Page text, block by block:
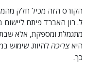
הקורס הזה מכיל חלק
ל. רון האברד פיתח
מתגמלת ומספקת, אלא
היאצריכהלהיות. שימוש
כך.